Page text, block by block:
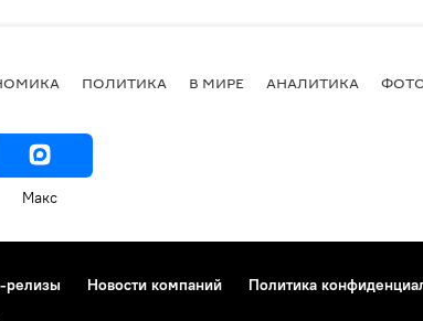
ПОЛИТИКА В МИРЕ АНАЛИТИКА
Макс
релизы Новости компаний Политика